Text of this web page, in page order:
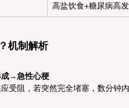
高盐饮食+糖尿病高
机制解析
→急性心梗
受阻，若突然完全堵塞，数分钟